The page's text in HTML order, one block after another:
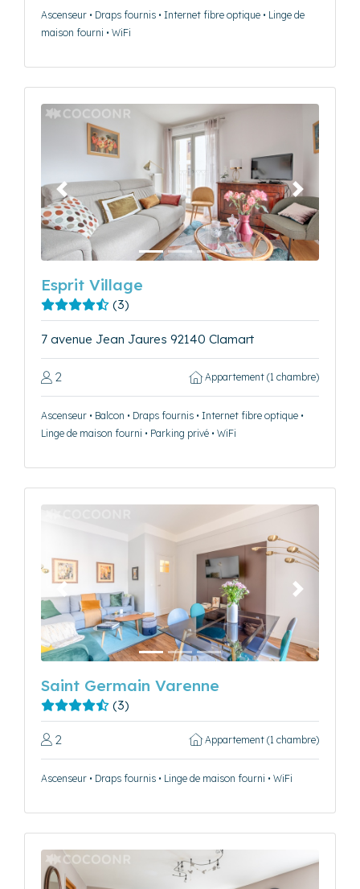
Ascenseur • Draps fournis • Internet fibre optique • Linge de
maison fourni • WiFi
Précédent Suivant
Esprit Village
(3)
7 avenue Jean Jaures 92140 Clamart
2 Appartement (1 chambre)
Ascenseur • Balcon • Draps fournis • Internet fibre optique •
Linge de maison fourni • Parking privé • WiFi
Précédent Suivant
Saint Germain Varenne
(3)
2 Appartement (1 chambre)
Ascenseur • Draps fournis • Linge de maison fourni • WiFi